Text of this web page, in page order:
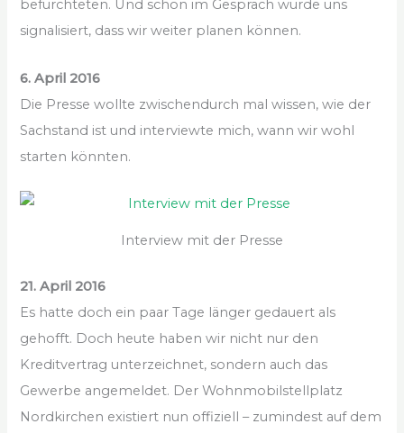
befürchteten. Und schon im Gespräch wurde uns
signalisiert, dass wir weiter planen können.
6. April 2016
Die Presse wollte zwischendurch mal wissen, wie der
Sachstand ist und interviewte mich, wann wir wohl
starten könnten.
Interview mit der Presse
21. April 2016
Es hatte doch ein paar Tage länger gedauert als
gehofft. Doch heute haben wir nicht nur den
Kreditvertrag unterzeichnet, sondern auch das
Gewerbe angemeldet. Der Wohnmobilstellplatz
Nordkirchen existiert nun offiziell – zumindest auf dem